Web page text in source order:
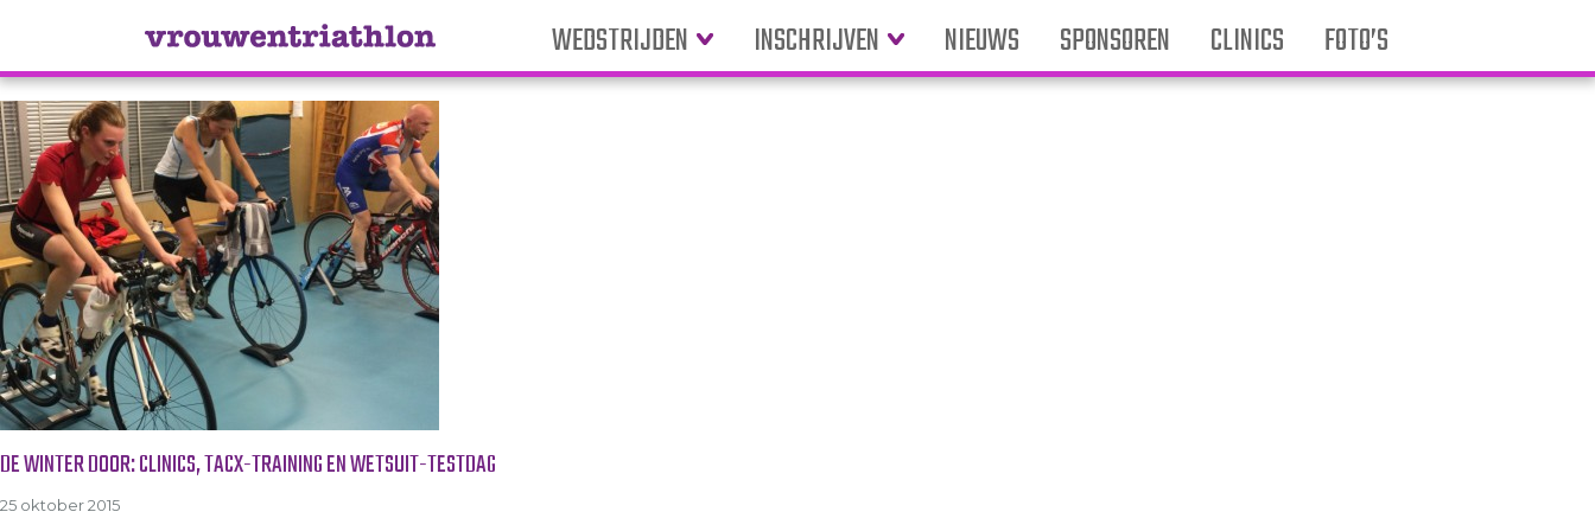
WEDSTRIJDEN INSCHRIJVEN NIEUWS SPONSOREN CLINICS FOTO’S
Tag Archive: pak
DE WINTER DOOR: CLINICS, TACX-TRAINING EN WETSUIT-TESTDAG
25 oktober 2015